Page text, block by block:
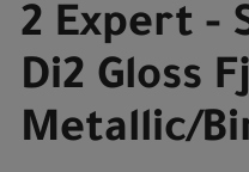
2 Expert -
Di2 Gloss
Metallic/